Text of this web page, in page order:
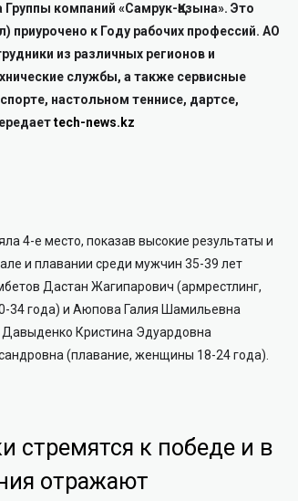
компаний «Самрук-Қазына». Это
приурочено к Году рабочих профессий. АО
из различных регионов и
службы, а также сервисные
настольном теннисе, дартсе,
tech-news.kz
4-е место, показав высокие результаты и
и плавании среди мужчин 35-39 лет
Дастан Жагипарович (армрестлинг,
34 года) и Аюпова Галия Шамильевна
Кристина Эдуардовна
(плавание, женщины 18-24 года).
стремятся к победе и в
отражают